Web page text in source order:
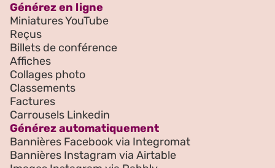
Générez en ligne
Miniatures YouTube
Reçus
Billets de conférence
Affiches
Collages photo
Classements
Factures
Carrousels Linkedin
Générez automatiquement
Bannières Facebook via Integromat
Bannières Instagram via Airtable